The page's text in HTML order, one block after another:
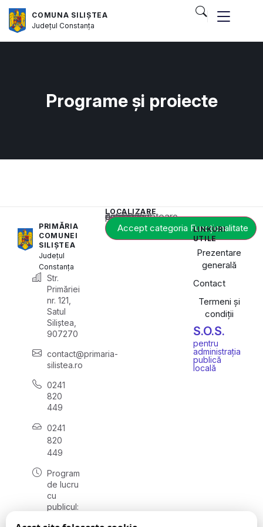
COMUNA SILIȘTEA
JudețulConstanța
Programe și proiecte
PRIMĂRIA
COMUNEI
SILIȘTEA
Județul
Constanța
Str.
Primăriei
nr. 121,
Satul
Siliștea,
907270
contact@primaria-
silistea.ro
0241
820
449
0241
820
449
Program
de lucru
cu
publicul:
LOCALIZARE
Acest conținut este blocat până când acceptați categoria corespunzătoare de cookie-uri.
Accept categoria Funcționalitate
LINKURI
UTILE
Prezentare
generală
Contact
Termeni și
condiții
S.O.S.
pentru
administrația
publică
locală